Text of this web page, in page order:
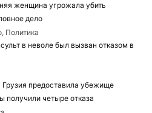
женщина угрожала убить
дело
Политика
в неволе был вызван отказом в
предоставила убежище
получили четыре отказа